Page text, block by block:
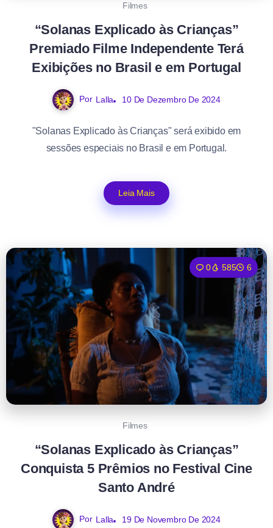
Filmes
“Solanas Explicado às Crianças”
Premiado Filme Independente Terá
Exibições no Brasil e em Portugal
Por Lalla 10 De Dezembro De 2024
"Solanas Explicado às Crianças" será exibido em
sessões especiais no Brasil e em Portugal.
Leia Mais
0 585 6
Filmes
“Solanas Explicado às Crianças”
Conquista 5 Prêmios no Festival Cine
Santo André
Por Lalla 19 De Novembro De 2024